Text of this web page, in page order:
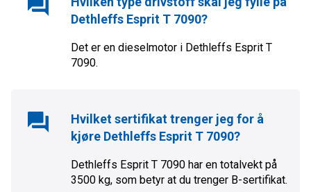
Dethleffs Esprit T 7090?
Det er en diesel motor i Dethleffs Esprit T
7090.
Hvilket sertifikat trenger jeg for å
kjøre Dethleffs Esprit T 7090?
Dethleffs Esprit T 7090 har en totalvekt på
3500 kg, som betyr at du trenger B-sertifikat.